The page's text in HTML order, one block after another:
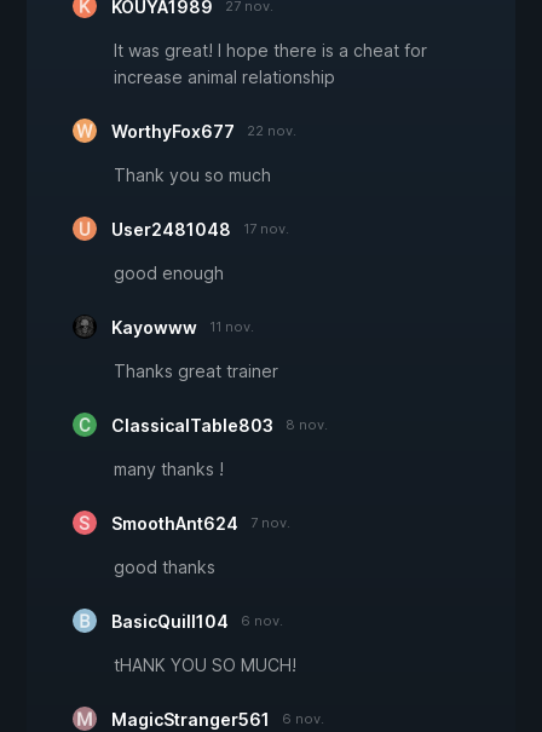
KOUYA1989 27 nov.
It was great! I hope there is a cheat for
increase animal relationship
WorthyFox677 22 nov.
Thank you so much
User2481048 17 nov.
good enough
Kayowww 11 nov.
Thanks great trainer
ClassicalTable803 8 nov.
many thanks !
SmoothAnt624 7 nov.
good thanks
BasicQuill104 6 nov.
tHANK YOU SO MUCH!
MagicStranger561 6 nov.